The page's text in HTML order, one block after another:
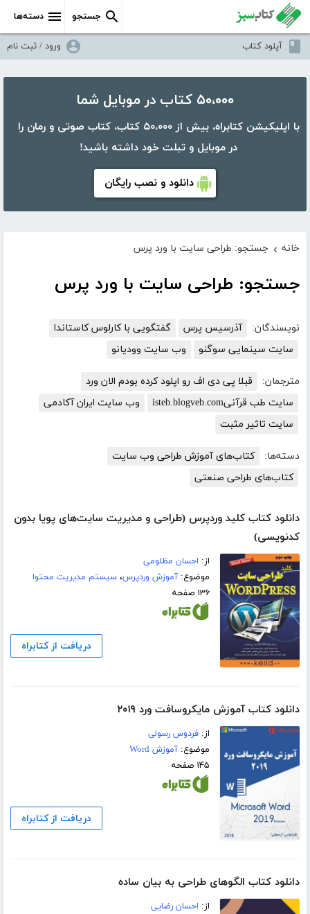
دسته‌ها جستجو
آپلود کتاب ورود / ثبت نام
۵۰،۰۰۰ کتاب در موبایل شما
با اپلیکیشن کتابراه، بیش از ۵۰،۰۰۰ کتاب، کتاب صوتی و رمان را
در موبایل و تبلت خود داشته باشید!
دانلود و نصب رایگان
خانه › جستجو: طراحی سایت با ورد پرس
جستجو: طراحی سایت با ورد پرس
نویسندگان: آذرسیس پرس
گفتگویی با کارلوس کاستاندا
سایت سینمایی سوگنو
وب سایت وودیانو
مترجمان:
قبلا پی دی اف رو اپلود کرده بودم الان ورد
سایت طب قرآنیisteb.blogveb.com
وب سایت ایران آکادمی
سایت تاثیر مثبت
دسته‌ها:
کتاب‌های آموزش طراحی وب سایت
کتاب‌های طراحی صنعتی
دانلود کتاب کلید وردپرس (طراحی و مدیریت سایت‌های پویا بدون
کدنویسی)
از: احسان مظلومی
موضوع:آموزش وردپرس،سیستم مدیریت محتوا
۱۳۶ صفحه
دریافت از کتابراه
دانلود کتاب آموزش مایکروسافت ورد ۲۰۱۹
از:فردوس رسولی
موضوع:آموزش Word
۱۴۵ صفحه
دریافت از کتابراه
دانلود کتاب الگوهای طراحی به بیان ساده
از: احسان رضایی